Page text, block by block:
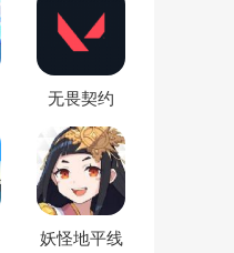
无畏契约
妖怪地平线